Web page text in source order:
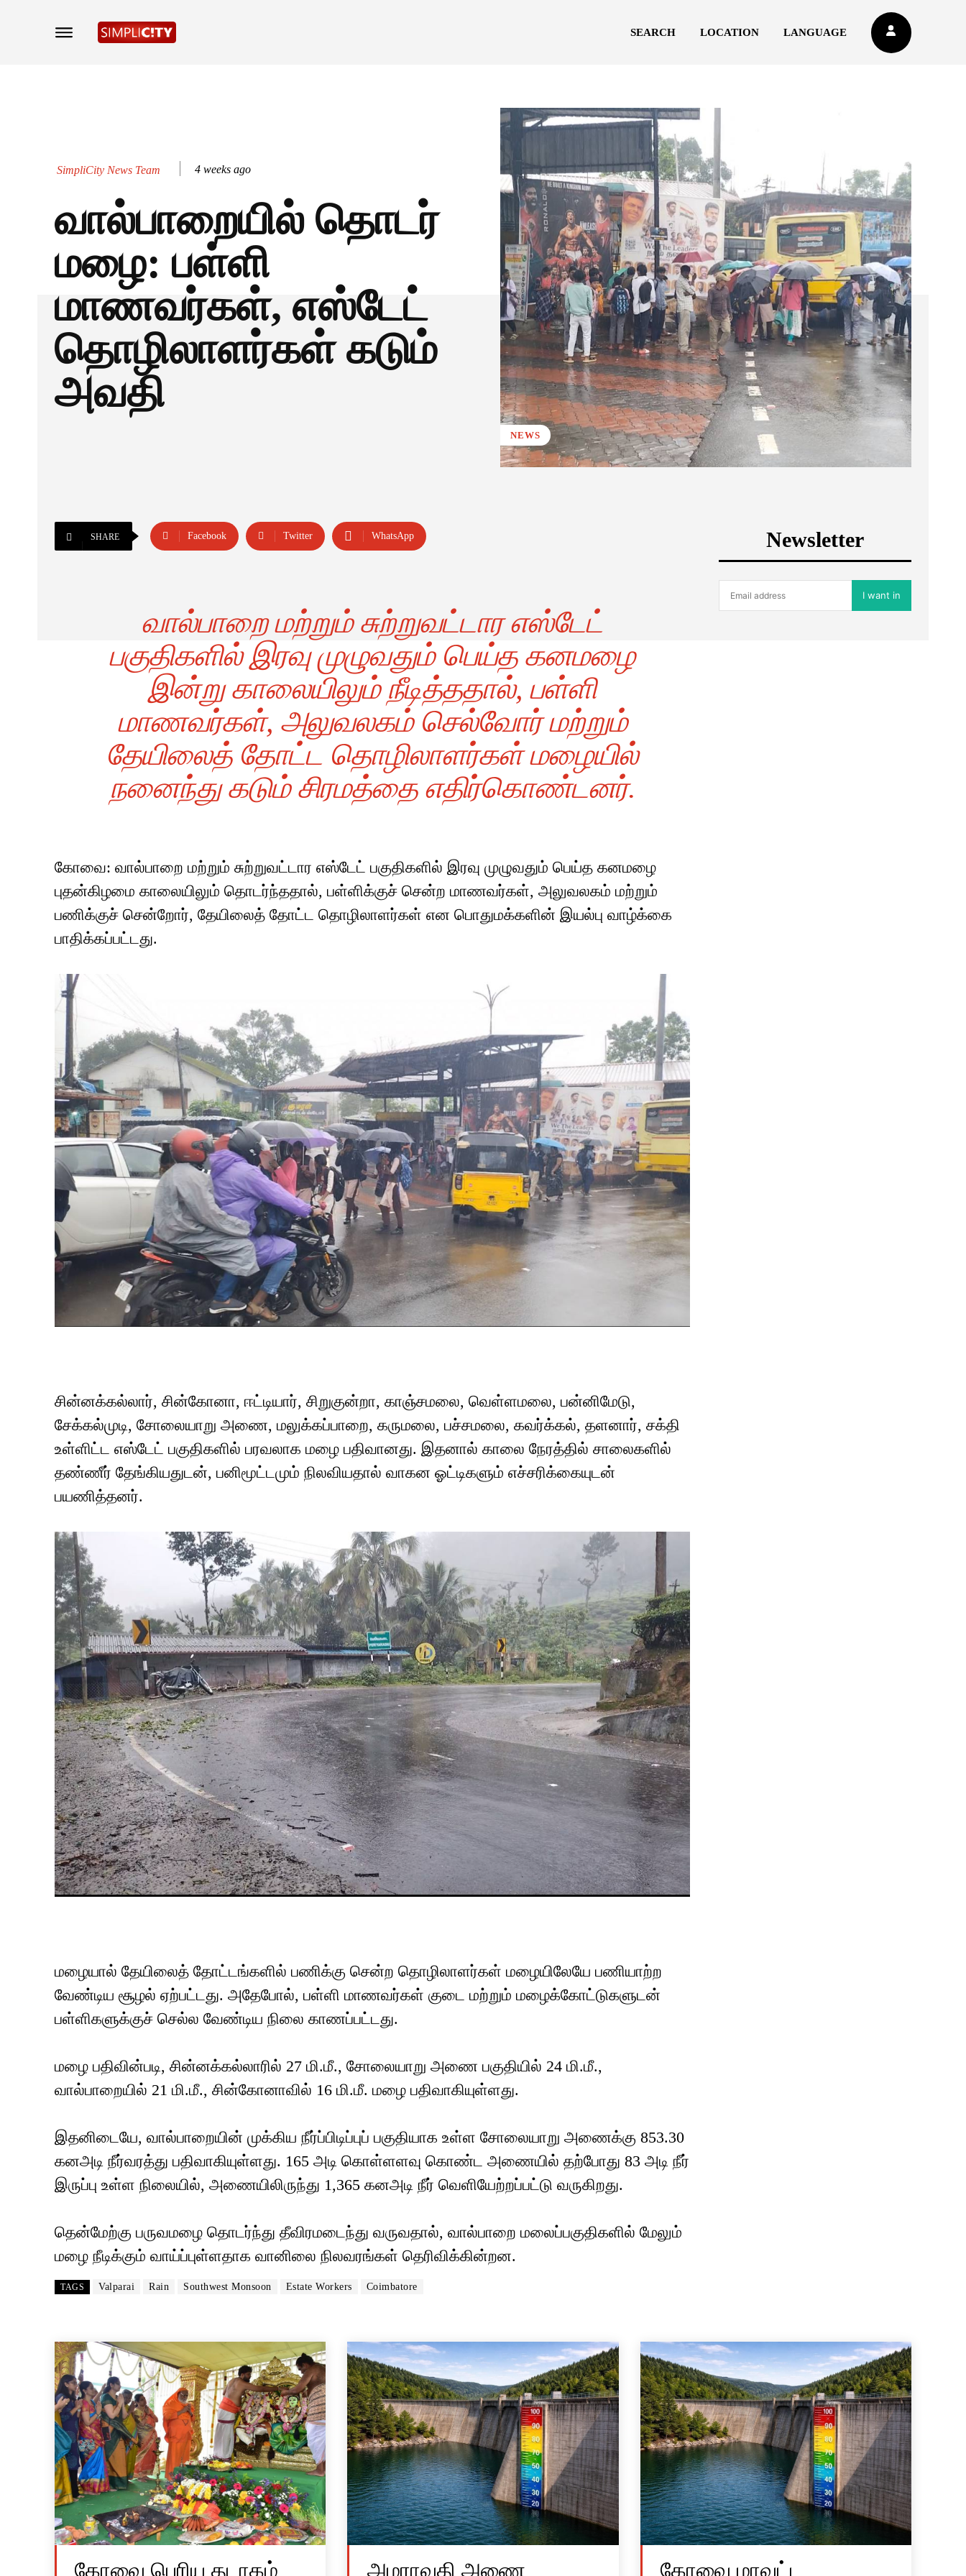
SEARCH LOCATION LANGUAGE
SimpliCity News Team 4 weeks ago
வால்பாறையில் தொடர்
மழை: பள்ளி
மாணவர்கள், எஸ்டேட்
தொழிலாளர்கள் கடும்
அவதி
NEWS
SHARE Facebook Twitter WhatsApp
வால்பாறை மற்றும் சுற்றுவட்டார எஸ்டேட்
பகுதிகளில் இரவு முழுவதும் பெய்த கனமழை
இன்று காலையிலும் நீடித்ததால், பள்ளி
மாணவர்கள், அலுவலகம் செல்வோர் மற்றும்
தேயிலைத் தோட்ட தொழிலாளர்கள் மழையில்
நனைந்து கடும் சிரமத்தை எதிர்கொண்டனர்.
கோவை: வால்பாறை மற்றும் சுற்றுவட்டார எஸ்டேட் பகுதிகளில் இரவு முழுவதும் பெய்த கனமழை
புதன்கிழமை காலையிலும் தொடர்ந்ததால், பள்ளிக்குச் சென்ற மாணவர்கள், அலுவலகம் மற்றும்
பணிக்குச் சென்றோர், தேயிலைத் தோட்ட தொழிலாளர்கள் என பொதுமக்களின் இயல்பு வாழ்க்கை
பாதிக்கப்பட்டது.
சின்னக்கல்லார், சின்கோனா, ஈட்டியார், சிறுகுன்றா, காஞ்சமலை, வெள்ளமலை, பன்னிமேடு,
சேக்கல்முடி, சோலையாறு அணை, மலுக்கப்பாறை, கருமலை, பச்சமலை, கவர்க்கல், தளனார், சக்தி
உள்ளிட்ட எஸ்டேட் பகுதிகளில் பரவலாக மழை பதிவானது. இதனால் காலை நேரத்தில் சாலைகளில்
தண்ணீர் தேங்கியதுடன், பனிமூட்டமும் நிலவியதால் வாகன ஓட்டிகளும் எச்சரிக்கையுடன்
பயணித்தனர்.
மழையால் தேயிலைத் தோட்டங்களில் பணிக்கு சென்ற தொழிலாளர்கள் மழையிலேயே பணியாற்ற
வேண்டிய சூழல் ஏற்பட்டது. அதேபோல், பள்ளி மாணவர்கள் குடை மற்றும் மழைக்கோட்டுகளுடன்
பள்ளிகளுக்குச் செல்ல வேண்டிய நிலை காணப்பட்டது.
மழை பதிவின்படி, சின்னக்கல்லாரில் 27 மி.மீ., சோலையாறு அணை பகுதியில் 24 மி.மீ.,
வால்பாறையில் 21 மி.மீ., சின்கோனாவில் 16 மி.மீ. மழை பதிவாகியுள்ளது.
இதனிடையே, வால்பாறையின் முக்கிய நீர்ப்பிடிப்புப் பகுதியாக உள்ள சோலையாறு அணைக்கு 853.30
கனஅடி நீர்வரத்து பதிவாகியுள்ளது. 165 அடி கொள்ளளவு கொண்ட அணையில் தற்போது 83 அடி நீர்
இருப்பு உள்ள நிலையில், அணையிலிருந்து 1,365 கனஅடி நீர் வெளியேற்றப்பட்டு வருகிறது.
தென்மேற்கு பருவமழை தொடர்ந்து தீவிரமடைந்து வருவதால், வால்பாறை மலைப்பகுதிகளில் மேலும்
மழை நீடிக்கும் வாய்ப்புள்ளதாக வானிலை நிலவரங்கள் தெரிவிக்கின்றன.
TAGS Valparai Rain Southwest Monsoon Estate Workers Coimbatore
Newsletter
I want in
கோவை பெரிய தடாகம் அமராவதி அணை கோவை மாவட்ட